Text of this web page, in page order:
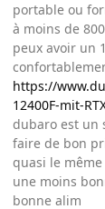
portable ou
à moins de
peux avoir un
https://
12400F-mit-
dubaro est un
faire de bon
quasi le
une moins
bonne alim